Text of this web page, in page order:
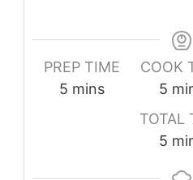
PREP TIME
5 mins
COOK
5
TOTAL
5